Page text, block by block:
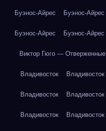
Буэнос-Айрес Буэнос-Айрес
Буэнос-Айрес Буэнос-Айрес
Виктор Гюго — Отверженные
Владивосток Владивосток
Владивосток Владивосток
Владивосток Владивосток